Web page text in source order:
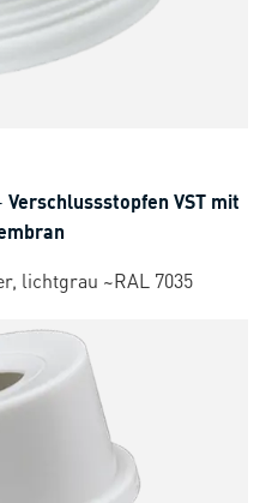
Verschlussstopfen VST mit
lichtgrau ~RAL 7035